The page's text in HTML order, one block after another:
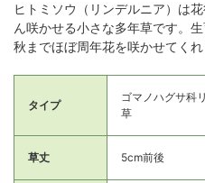
ヒトミソウ（リンデルニア）は
ん咲かせる小さな多年草です。
秋までほぼ周年花を咲かせてくれ
タイプ
ゴマノハグサ科
草
草丈 5cm前後